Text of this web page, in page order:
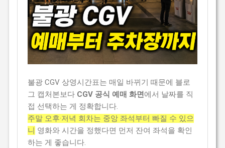
불광 CGV 상영시간표는 매일 바뀌기 때문에 블로
그 캡처본보다 CGV 공식 예매 화면에서 날짜를 직
접 선택하는 게 정확합니다.
주말 오후·저녁 회차는 중앙 좌석부터 빠질 수 있으
니 영화와 시간을 정했다면 먼저 잔여 좌석을 확인
하는 게 좋습니다.